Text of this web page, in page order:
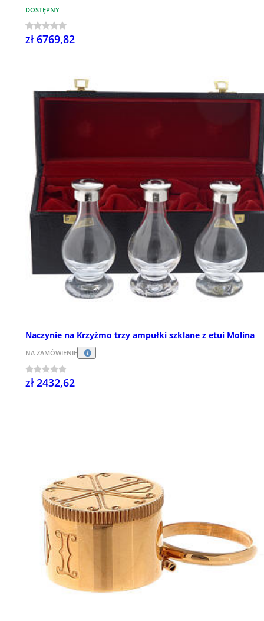
DOSTĘPNY
zł 6769,82
Naczynie na Krzyżmo trzy ampułki szklane z etui Molina
NA ZAMÓWIENIE
zł 2432,62